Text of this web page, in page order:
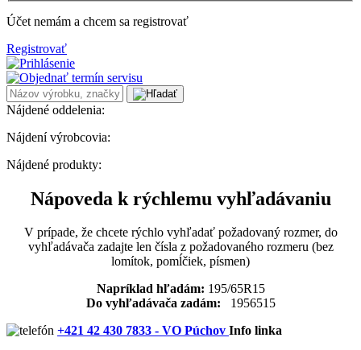
Účet nemám a chcem sa registrovať
Registrovať
Nájdené oddelenia:
Nájdení výrobcovia:
Nájdené produkty:
Nápoveda k rýchlemu vyhľadávaniu
V prípade, že chcete rýchlo vyhľadať požadovaný rozmer, do
vyhľadávača zadajte len čísla z požadovaného rozmeru (bez
lomítok, pomĺčiek, písmen)
Napríklad hľadám: 195/65R15
Do vyhľadávača zadám: 1956515
+421 42 430 7833 - VO Púchov Info linka